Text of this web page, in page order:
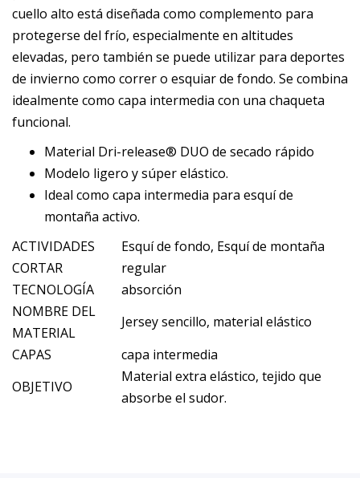
cuello alto está diseñada como complemento para
protegerse del frío, especialmente en altitudes
elevadas, pero también se puede utilizar para deportes
de invierno como correr o esquiar de fondo. Se combina
idealmente como capa intermedia con una chaqueta
funcional.
Material Dri-release® DUO de secado rápido
Modelo ligero y súper elástico.
Ideal como capa intermedia para esquí de
montaña activo.
ACTIVIDADES
Esquí de fondo, Esquí de montaña
CORTAR
regular
TECNOLOGÍA
absorción
NOMBRE DEL
MATERIAL
Jersey sencillo, material elástico
CAPAS
capa intermedia
OBJETIVO
Material extra elástico, tejido que
absorbe el sudor.